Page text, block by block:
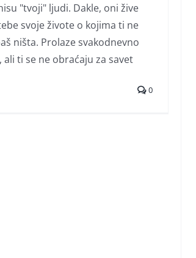
"tvoji" ljudi. Dakle, oni žive
svoje živote o kojima ti ne
ništa. Prolaze svakodnevno
ali ti se ne obraćaju za savet
0